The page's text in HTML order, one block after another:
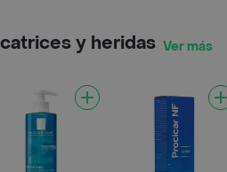
y heridas Ver más